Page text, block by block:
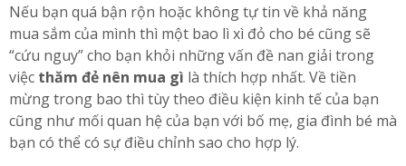
Nếu bạn quá bận rộn hoặc không tự tin về khả năng
mua sắm của mình thì một bao lì xì đỏ cho bé cũng sẽ
“cứu nguy” cho bạn khỏi những vấn đề nan giải trong
việc thăm đẻ nên mua gì là thích hợp nhất. Về tiền
mừng trong bao thì tùy theo điều kiện kinh tế của bạn
cũng như mối quan hệ của bạn với bố mẹ, gia đình bé mà
bạn có thể có sự điều chỉnh sao cho hợp lý.